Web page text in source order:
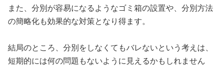
また、分別が容易になるようなゴミ箱の設置や、分別方法
の簡略化も効果的な対策となり得ます。
結局のところ、分別をしなくてもバレないという考えは、
短期的には何の問題もないように見えるかもしれません